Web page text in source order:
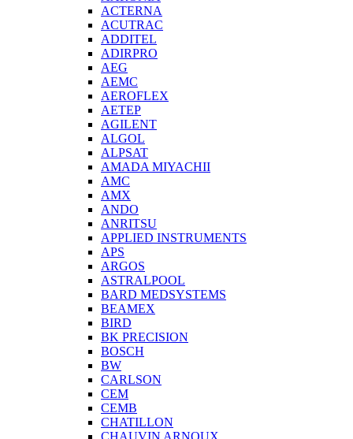
ACTERNA
ACUTRAC
ADDITEL
ADIRPRO
AEG
AEMC
AEROFLEX
AETEP
AGILENT
ALGOL
ALPSAT
AMADA MIYACHII
AMC
AMX
ANDO
ANRITSU
APPLIED INSTRUMENTS
APS
ARGOS
ASTRALPOOL
BARD MEDSYSTEMS
BEAMEX
BIRD
BK PRECISION
BOSCH
BW
CARLSON
CEM
CEMB
CHATILLON
CHAUVIN ARNOUX